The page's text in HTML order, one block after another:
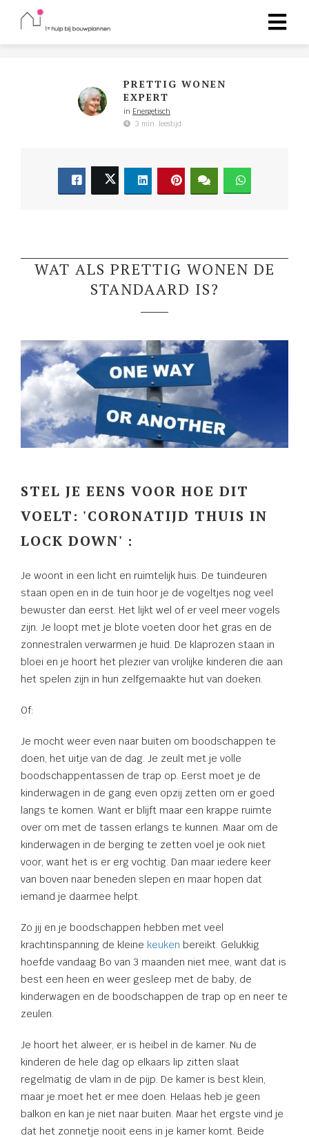
PRETTIG WONEN
EXPERT
in Energetisch
3 min. leestijd
WAT ALS PRETTIG WONEN DE
STANDAARD IS?
STEL JE EENS VOOR HOE DIT
VOELT: 'CORONATIJD THUIS IN
LOCK DOWN' :
Je woont in een licht en ruimtelijk huis. De tuindeuren
staan open en in de tuin hoor je de vogeltjes nog veel
bewuster dan eerst. Het lijkt wel of er veel meer vogels
zijn. Je loopt met je blote voeten door het gras en de
zonnestralen verwarmen je huid. De klaprozen staan in
bloei en je hoort het plezier van vrolijke kinderen die aan
het spelen zijn in hun zelfgemaakte hut van doeken.
Of:
Je mocht weer even naar buiten om boodschappen te
doen, het uitje van de dag. Je zeult met je volle
boodschappentassen de trap op. Eerst moet je de
kinderwagen in de gang even opzij zetten om er goed
langs te komen. Want er blijft maar een krappe ruimte
over om met de tassen erlangs te kunnen. Maar om de
kinderwagen in de berging te zetten voel je ook niet
voor, want het is er erg vochtig. Dan maar iedere keer
van boven naar beneden slepen en maar hopen dat
iemand je daarmee helpt.
Zo jij en je boodschappen hebben met veel
krachtinspanning de kleine keuken bereikt. Gelukkig
hoefde vandaag Bo van 3 maanden niet mee, want dat is
best een heen en weer gesleep met de baby, de
kinderwagen en de boodschappen de trap op en neer te
zeulen.
Je hoort het alweer, er is heibel in de kamer. Nu de
kinderen de hele dag op elkaars lip zitten slaat
regelmatig de vlam in de pijp. De kamer is best klein,
maar je moet het er mee doen. Helaas heb je geen
balkon en kan je niet naar buiten. Maar het ergste vind je
dat het zonnetje nooit eens in je kamer komt. Beide
gebruikt
niet
worden
om
te
over
van
op
gebruikt
te
de
Hierdoor
website-